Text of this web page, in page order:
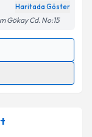
Haritada Göster
Gökay Cd. No:15